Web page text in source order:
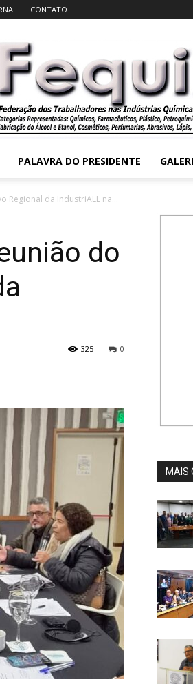
CONTATO
PALAVRA DO PRESIDENTE
Regional da IndustriALL na...
do
0
325
MAIS